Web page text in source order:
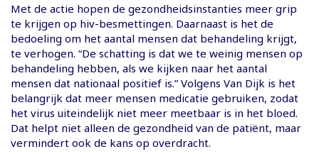
Met de actie hopen de gezondheidsinstanties meer grip
te krijgen op hiv-besmettingen. Daarnaast is het de
bedoeling om het aantal mensen dat behandeling krijgt,
te verhogen. “De schatting is dat we te weinig mensen op
behandeling hebben, als we kijken naar het aantal
mensen dat nationaal positief is.” Volgens Van Dijk is het
belangrijk dat meer mensen medicatie gebruiken, zodat
het virus uiteindelijk niet meer meetbaar is in het bloed.
Dat helpt niet alleen de gezondheid van de patiënt, maar
vermindert ook de kans op overdracht.